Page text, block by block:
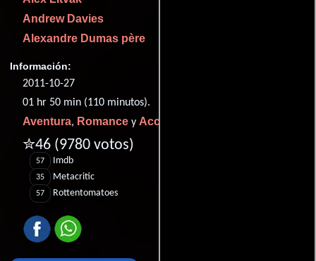
Andrew Davies
Alexandre Dumas père
Información:
2011-10-27
01 hr 50 min (110 minutos).
Aventura, Romance y Acción
✮46 (9780 votos)
57 Imdb
35 Metacritic
57 Rottentomatoes